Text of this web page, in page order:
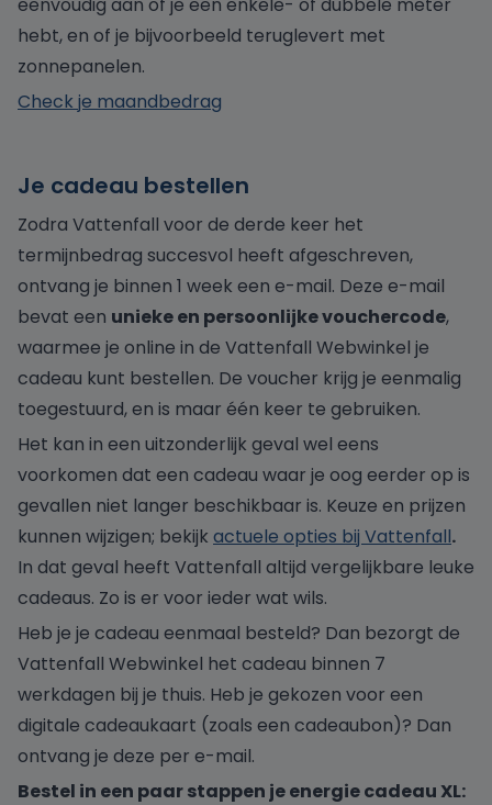
hebt, en of je bijvoorbeeld teruglevert met
zonnepanelen.
Check je maandbedrag
Je cadeau bestellen
Zodra Vattenfall voor de derde keer het
termijnbedrag succesvol heeft afgeschreven,
ontvang je binnen 1 week een e-mail. Deze e-mail
bevat een unieke en persoonlijke vouchercode,
waarmee je online in de Vattenfall Webwinkel je
cadeau kunt bestellen. De voucher krijg je eenmalig
toegestuurd, en is maar één keer te gebruiken.
Het kan in een uitzonderlijk geval wel eens
voorkomen dat een cadeau waar je oog eerder op is
gevallen niet langer beschikbaar is. Keuze en prijzen
kunnen wijzigen; bekijk actuele opties bij Vattenfall.
In dat geval heeft Vattenfall altijd vergelijkbare leuke
cadeaus. Zo is er voor ieder wat wils.
Heb je je cadeau eenmaal besteld? Dan bezorgt de
Vattenfall Webwinkel het cadeau binnen 7
werkdagen bij je thuis. Heb je gekozen voor een
digitale cadeaukaart (zoals een cadeaubon)? Dan
ontvang je deze per e-mail.
Bestel in een paar stappen je energie cadeau XL: